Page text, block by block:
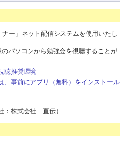
ー」ネット配信システムを使用いたし
パソコンから勉強会を視聴することが
聴推奨環境
、事前にアプリ（無料）をインストール
：株式会社 直伝）